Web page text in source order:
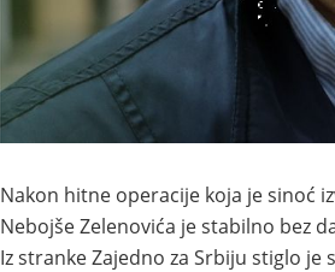
Nakon hitne operacije koja je sinoć
Nebojše Zelenovića je stabilno bez
Iz stranke Zajedno za Srbiju stiglo